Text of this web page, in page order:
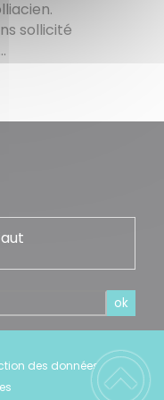
sollicité
ok
des données